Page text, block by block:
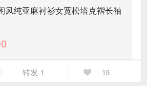
风纯亚麻衬衫女宽松塔克褶长袖
转发 1 19